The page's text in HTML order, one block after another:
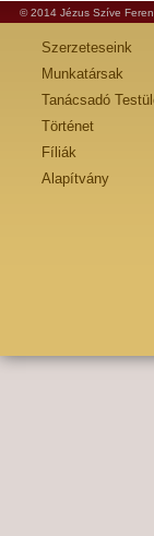
© 2014 Jézus Szíve
Szerzeteseink
Munkatársak
Tanácsadó
Történet
Fíliák
Alapítvány